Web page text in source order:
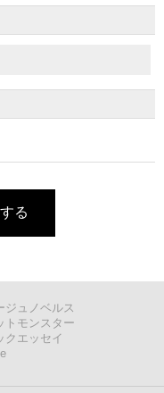
る
ジュノベルス
トモンスター
クエッセイ